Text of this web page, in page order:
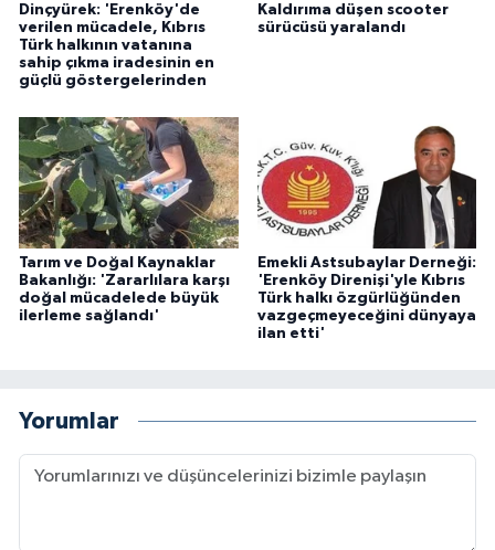
Dinçyürek: 'Erenköy'de
verilen mücadele, Kıbrıs
Türk halkının vatanına
sahip çıkma iradesinin en
güçlü göstergelerinden
Kaldırıma düşen scooter
sürücüsü yaralandı
Tarım ve Doğal Kaynaklar
Bakanlığı: 'Zararlılara karşı
doğal mücadelede büyük
ilerleme sağlandı'
Emekli Astsubaylar Derneği:
'Erenköy Direnişi'yle Kıbrıs
Türk halkı özgürlüğünden
vazgeçmeyeceğini dünyaya
ilan etti'
Yorumlar